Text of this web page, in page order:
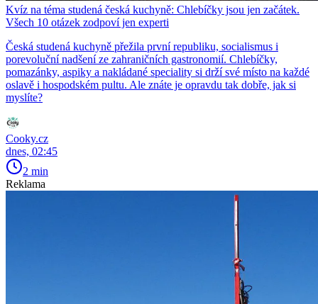
Kvíz na téma studená česká kuchyně: Chlebíčky jsou jen začátek.
Všech 10 otázek zodpoví jen experti
Česká studená kuchyně přežila první republiku, socialismus i
porevoluční nadšení ze zahraničních gastronomií. Chlebíčky,
pomazánky, aspiky a nakládané speciality si drží své místo na každé
oslavě i hospodském pultu. Ale znáte je opravdu tak dobře, jak si
myslíte?
Cooky.cz
dnes, 02:45
2 min
Reklama